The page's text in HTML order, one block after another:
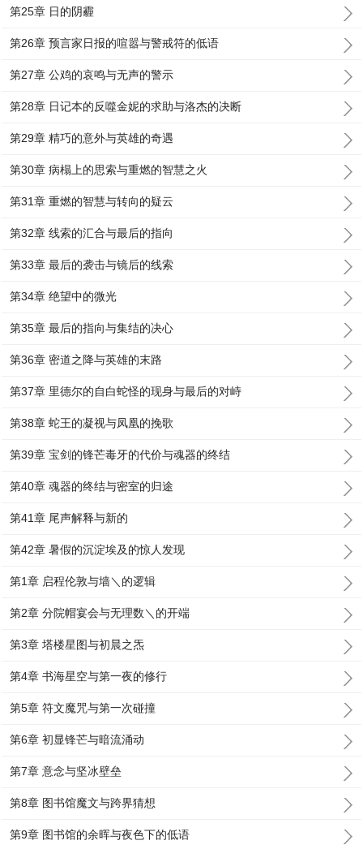
第25章 日的阴霾
第26章 预言家日报的喧嚣与警戒符的低语
第27章 公鸡的哀鸣与无声的警示
第28章 日记本的反噬金妮的求助与洛杰的决断
第29章 精巧的意外与英雄的奇遇
第30章 病榻上的思索与重燃的智慧之火
第31章 重燃的智慧与转向的疑云
第32章 线索的汇合与最后的指向
第33章 最后的袭击与镜后的线索
第34章 绝望中的微光
第35章 最后的指向与集结的决心
第36章 密道之降与英雄的末路
第37章 里德尔的自白蛇怪的现身与最后的对峙
第38章 蛇王的凝视与凤凰的挽歌
第39章 宝剑的锋芒毒牙的代价与魂器的终结
第40章 魂器的终结与密室的归途
第41章 尾声解释与新的
第42章 暑假的沉淀埃及的惊人发现
第1章 启程伦敦与墙＼的逻辑
第2章 分院帽宴会与无理数＼的开端
第3章 塔楼星图与初晨之炁
第4章 书海星空与第一夜的修行
第5章 符文魔咒与第一次碰撞
第6章 初显锋芒与暗流涌动
第7章 意念与坚冰壁垒
第8章 图书馆魔文与跨界猜想
第9章 图书馆的余晖与夜色下的低语